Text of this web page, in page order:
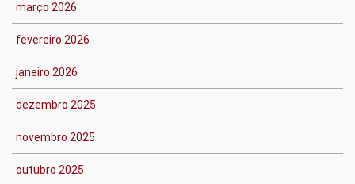
março 2026
fevereiro 2026
janeiro 2026
dezembro 2025
novembro 2025
outubro 2025